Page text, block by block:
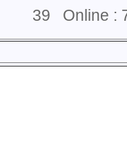
39 Online